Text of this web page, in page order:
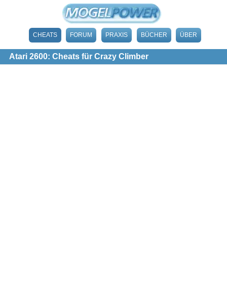
CHEATS FORUM PRAXIS BÜCHER ÜBER
Atari 2600: Cheats für Crazy Climber